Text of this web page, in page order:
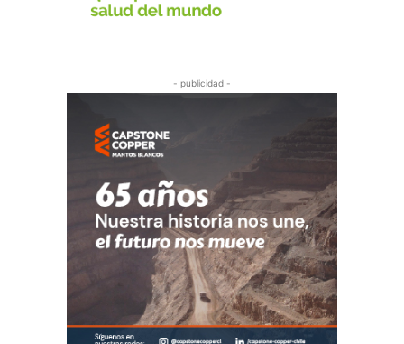
- publicidad -